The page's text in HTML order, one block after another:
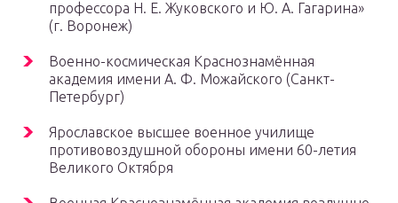
профессора Н. Е. Жуковского и Ю. А. Гагарина»
(г. Воронеж)
Военно-космическая Краснознамённая
академия имени А. Ф. Можайского (Санкт-
Петербург)
Ярославское высшее военное училище
противовоздушной обороны имени 60-летия
Великого Октября